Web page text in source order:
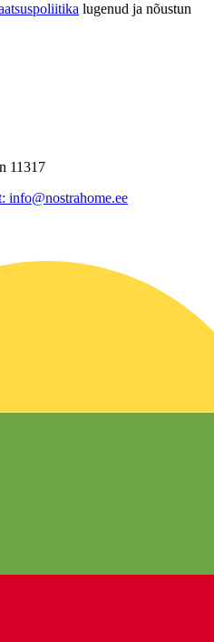
lugenud ja nõustun
11317
info@nostrahome.ee